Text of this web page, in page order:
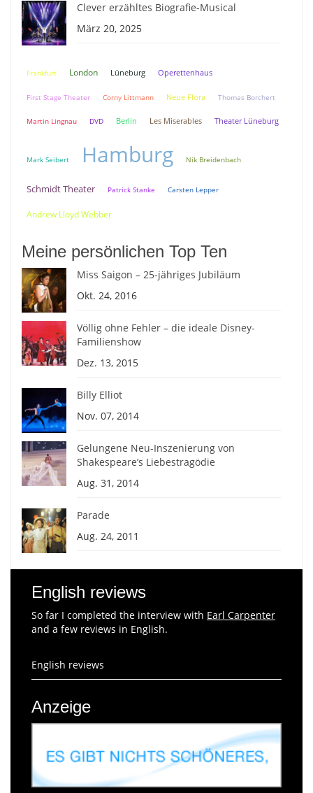
Clever erzähltes Biografie-Musical
März 20, 2025
Frankfurt London Lüneburg Operettenhaus
First Stage Theater Corny Littmann Neue Flora Thomas Borchert
Martin Lingnau DVD Berlin Les Miserables Theater Lüneburg
Mark Seibert Hamburg Nik Breidenbach
Schmidt Theater Patrick Stanke Carsten Lepper
Andrew Lloyd Webber
Meine persönlichen Top Ten
Miss Saigon – 25-jähriges Jubiläum
Okt. 24, 2016
Völlig ohne Fehler – die ideale Disney-
Familienshow
Dez. 13, 2015
Billy Elliot
Nov. 07, 2014
Gelungene Neu-Inszenierung von
Shakespeare’s Liebestragödie
Aug. 31, 2014
Parade
Aug. 24, 2011
English reviews
So far I completed the interview with Earl Carpenter
and a few reviews in English.
English reviews
Anzeige